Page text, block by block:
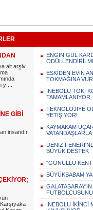
ait arşiv
GİBİ
insandır,
ENGİN GÜL
ESKİDEN EVİN
TOKMAĞINA
İNEBOLU TOKİ
TAMAMLANIYOR
TEKNOLOJİYE
YETİŞİYOR!
KAYMAKAM
DENİZ
BÜYÜK DESTEK
"GÖNÜLLÜ
BÜYÜKBABAM
İNEBOLU İKİNCİ